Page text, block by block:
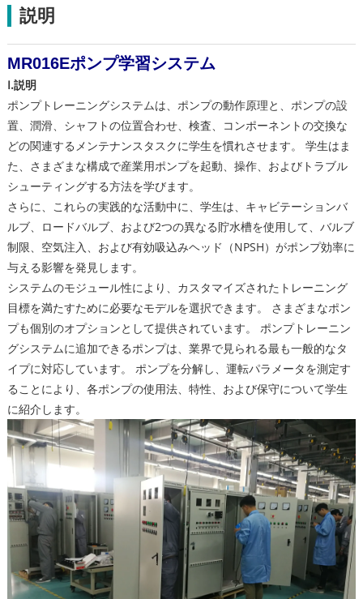
説明
MR016Eポンプ学習システム
I.説明
ポンプトレーニングシステムは、ポンプの動作原理と、ポンプの設
置、潤滑、シャフトの位置合わせ、検査、コンポーネントの交換な
どの関連するメンテナンスタスクに学生を慣れさせます。 学生はま
た、さまざまな構成で産業用ポンプを起動、操作、およびトラブル
シューティングする方法を学びます。
さらに、これらの実践的な活動中に、学生は、キャビテーションバ
ルブ、ロードバルブ、および2つの異なる貯水槽を使用して、バルブ
制限、空気注入、および有効吸込みヘッド（NPSH）がポンプ効率に
与える影響を発見します。
システムのモジュール性により、カスタマイズされたトレーニング
目標を満たすために必要なモデルを選択できます。 さまざまなポン
プも個別のオプションとして提供されています。 ポンプトレーニン
グシステムに追加できるポンプは、業界で見られる最も一般的なタ
イプに対応しています。 ポンプを分解し、運転パラメータを測定す
ることにより、各ポンプの使用法、特性、および保守について学生
に紹介します。